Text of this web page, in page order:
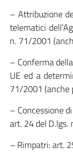
– Attribuzione
telematici
n. 71/2001
– Conferma
UE ed a
71/2001 (anche
– Concessione
art. 24 del
– Rimpatri: art.